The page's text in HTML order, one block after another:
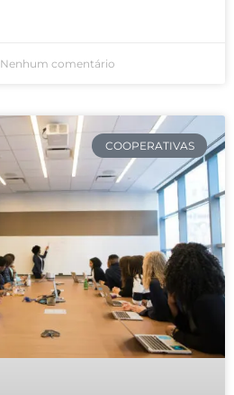
Nenhum comentário
COOPERATIVAS